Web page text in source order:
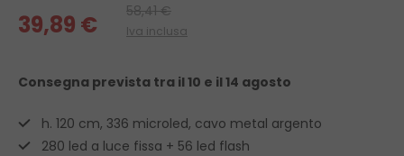
39,89 € 58,41 €
Iva inclusa
Consegna prevista tra il 10 e il 14 agosto
h. 120 cm, 336 microled, cavo metal argento
280 led a luce fissa + 56 led flash